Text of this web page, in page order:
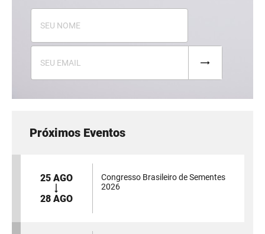
Próximos Eventos
25 AGO
28 AGO
Congresso Brasileiro de Sementes
2026